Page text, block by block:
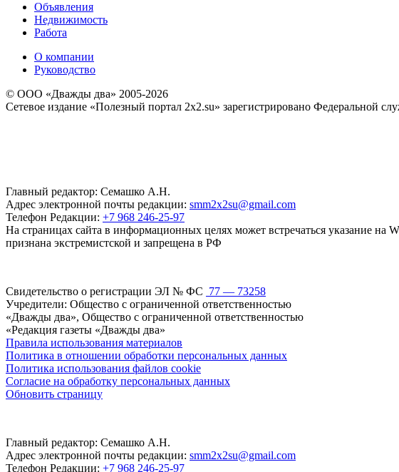
Объявления
Недвижимость
Работа
О компании
Руководство
© ООО «Дважды два» 2005-2026
Сетевое издание «Полезный портал 2x2.su» зарегистрировано Федеральной
Главный редактор: Семашко А.Н.
Адрес электронной почты редакции: smm2x2su@gmail.com
Телефон Редакции: +7 968 246-25-97
На страницах сайта в информационных целях может встречаться указание
признана экстремистской и запрещена в РФ
Свидетельство о регистрации ЭЛ № ФС 77 — 73258
Учредители: Общество с ограниченной ответственностью
«Дважды два», Общество с ограниченной ответственностью
«Редакция газеты «Дважды два»
Правила использования материалов
Политика в отношении обработки персональных данных
Политика использования файлов cookie
Согласие на обработку персональных данных
Обновить страницу
Главный редактор: Семашко А.Н.
Адрес электронной почты редакции: smm2x2su@gmail.com
Телефон Редакции: +7 968 246-25-97